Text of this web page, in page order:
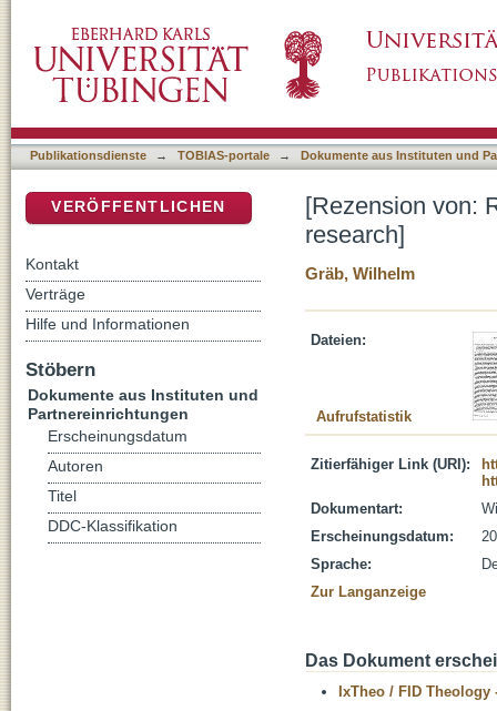
Publikationsdienste → TOBIAS-portale → Dokumente aus Instituten und
[Rezension von:
research]
Gräb, Wilhelm
Dateien:
Aufrufstatistik
Zitierfähiger Link (URI):
Dokumentart:
Erscheinungsdatum:
Sprache:
Zur Langanzeige
Das Dokument
IxTheo / FID Theology
VERÖFFENTLICHEN
Kontakt
Verträge
Hilfe und Informationen
Stöbern
Dokumente aus Instituten und
Partnereinrichtungen
Erscheinungsdatum
Autoren
Titel
DDC-Klassifikation